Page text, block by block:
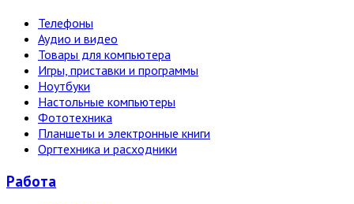
Телефоны
Аудио и видео
Товары для компьютера
Игры, приставки и программы
Ноутбуки
Настольные компьютеры
Фототехника
Планшеты и электронные книги
Оргтехника и расходники
Работа